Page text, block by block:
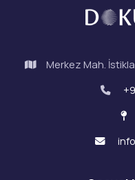
Merkez Mah.